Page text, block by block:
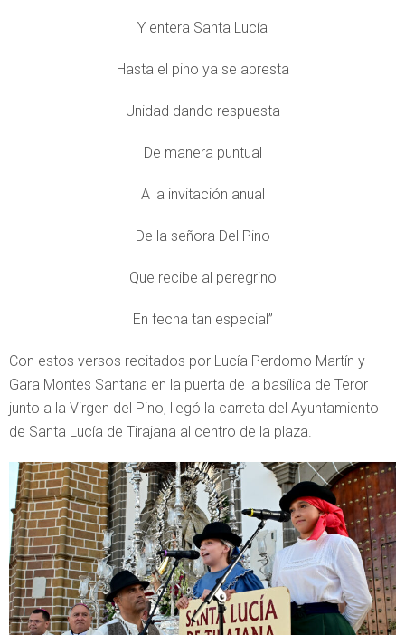
Y entera Santa Lucía
Hasta el pino ya se apresta
Unidad dando respuesta
De manera puntual
A la invitación anual
De la señora Del Pino
Que recibe al peregrino
En fecha tan especial”
Con estos versos recitados por Lucía Perdomo Martín y
Gara Montes Santana en la puerta de la basílica de Teror
junto a la Virgen del Pino, llegó la carreta del Ayuntamiento
de Santa Lucía de Tirajana al centro de la plaza.